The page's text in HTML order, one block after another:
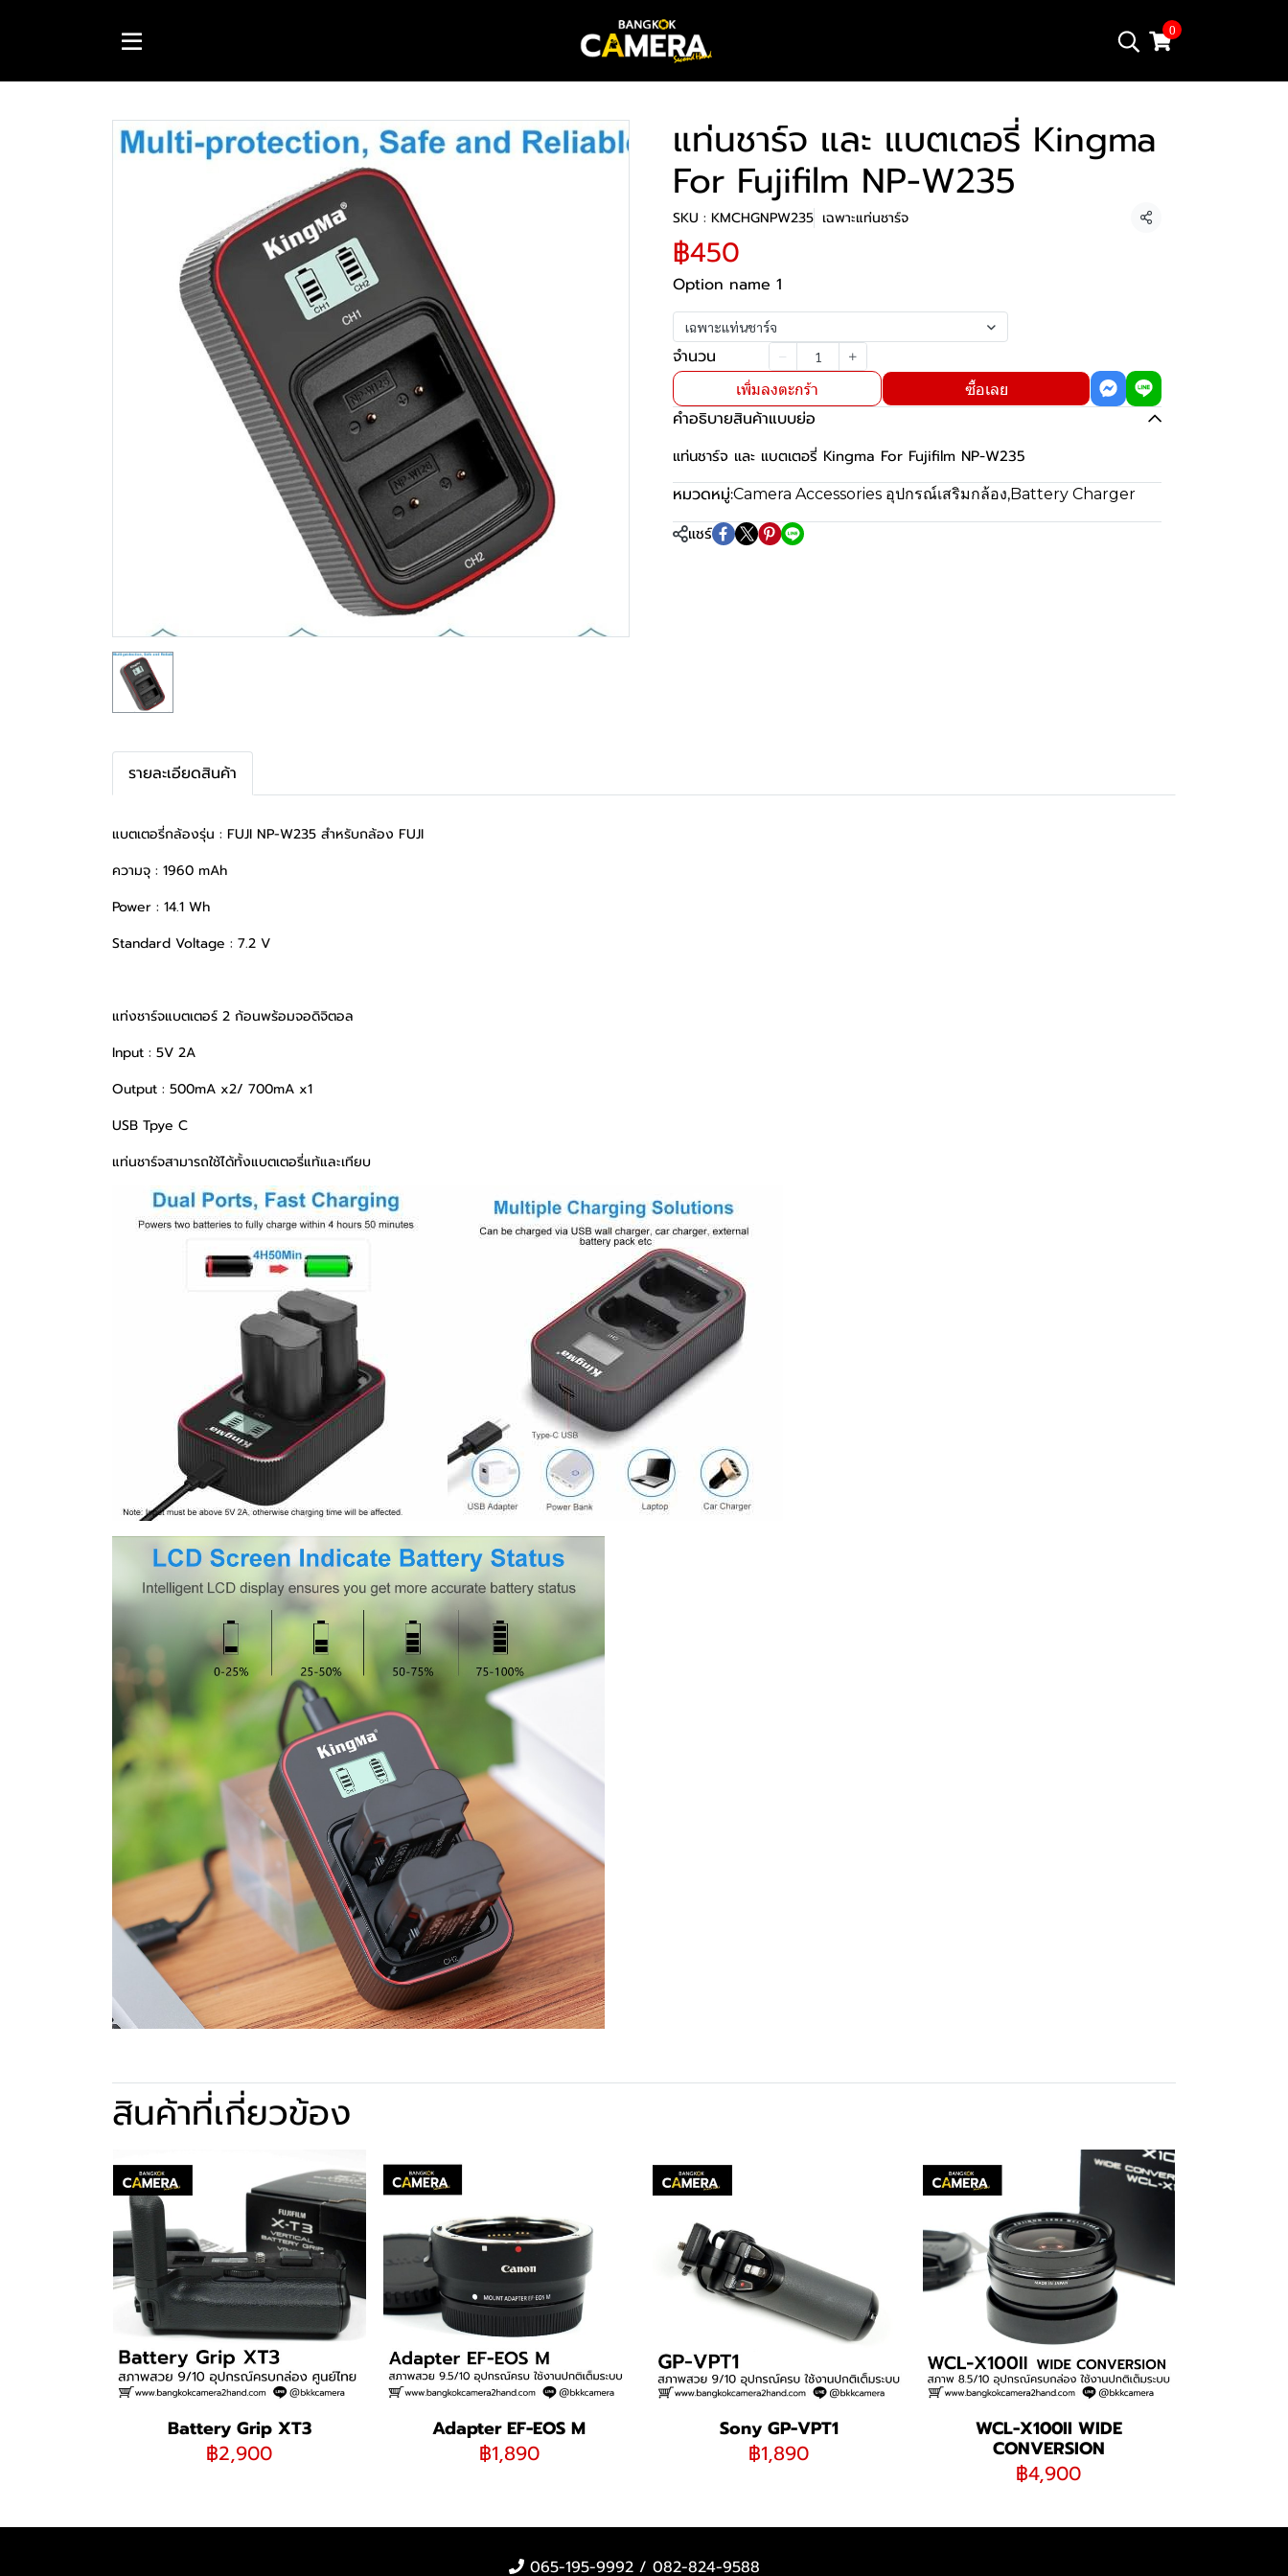
0
แท่นชาร์จ และ แบตเตอรี่ Kingma
For Fujifilm NP-W235
SKU : KMCHGNPW235 เฉพาะแท่นชาร์จ แชร์
฿450
Option name 1
เฉพาะแท่นชาร์จ
จำนวน
เพิ่มลงตะกร้า ซื้อเลย
คำอธิบายสินค้าแบบย่อ
แท่นชาร์จ และ แบตเตอรี่ Kingma For Fujifilm NP-W235
หมวดหมู่:Camera Accessories อุปกรณ์เสริมกล้อง,Battery Charger
แชร์
รายละเอียดสินค้า
แบตเตอรี่กล้องรุ่น : FUJI NP-W235 สำหรับกล้อง FUJI
ความจุ : 1960 mAh
Power : 14.1 Wh
Standard Voltage : 7.2 V
แท่งชาร์จแบตเตอร์ 2 ก้อนพร้อมจอดิจิตอล
Input : 5V 2A
Output : 500mA x2/ 700mA x1
USB Tpye C
แท่นชาร์จสามารถใช้ได้ทั้งแบตเตอรี่แท้และเทียบ
สินค้าที่เกี่ยวข้อง
Battery Grip XT3
฿2,900
Adapter EF-EOS M
฿1,890
Sony GP-VPT1
฿1,890
WCL-X100II WIDE
CONVERSION
฿4,900
065-195-9992 / 082-824-9588